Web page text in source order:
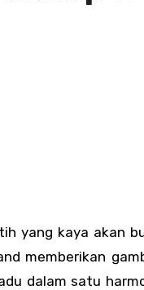
memberikan
dalam satu